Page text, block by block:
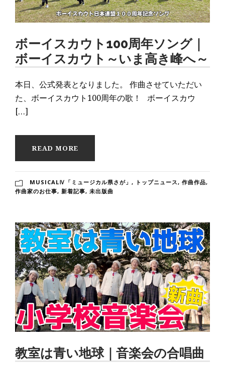
ボーイスカウト100周年ソング｜
ボーイスカウト～いま高き峰へ～
本日、公式発表となりました。 作曲させていただい
た、ボーイスカウト100周年の歌！ ボーイスカウ
[…]
READ MORE
MUSICALⅣ「ミュージカル県さが」 , トップニュース, 作曲作品,
作曲家のお仕事, 新着記事, 未出版曲
教室は青い地球｜音楽会の合唱曲